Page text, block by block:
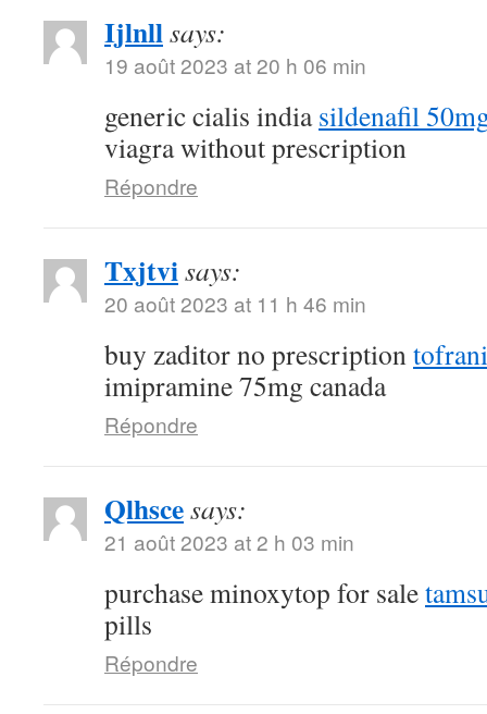
Ijlnllsays:
19 août 2023 at 20 h 06 min
generic cialis indiasildenafil
viagra without prescription
Répondre
Txjtvisays:
20 août 2023 at 11 h 46 min
buy zaditor no prescription
imipramine 75mg canada
Répondre
Qlhscesays:
21 août 2023 at 2 h 03 min
purchase minoxytop for sale
pills
Répondre